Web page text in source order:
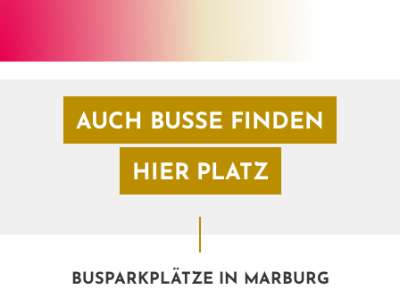
AUCH BUSSE FINDEN
HIER PLATZ
BUSPARKPLÄTZE IN MARBURG